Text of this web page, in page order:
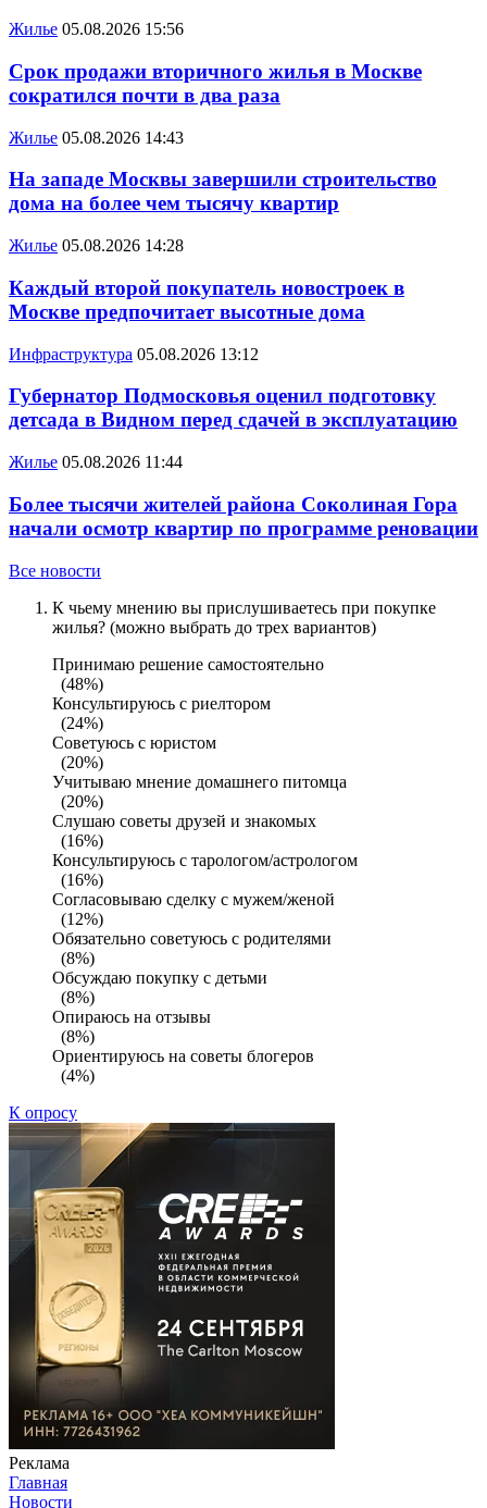
Жилье 05.08.2026 15:56
Срок продажи вторичного жилья в Москве
сократился почти в два раза
Жилье 05.08.2026 14:43
На западе Москвы завершили строительство
дома на более чем тысячу квартир
Жилье 05.08.2026 14:28
Каждый второй покупатель новостроек в
Москве предпочитает высотные дома
Инфраструктура 05.08.2026 13:12
Губернатор Подмосковья оценил подготовку
детсада в Видном перед сдачей в эксплуатацию
Жилье 05.08.2026 11:44
Более тысячи жителей района Соколиная Гора
начали осмотр квартир по программе реновации
Все новости
К чьему мнению вы прислушиваетесь при покупке
жилья? (можно выбрать до трех вариантов)
Принимаю решение самостоятельно
(48%)
Консультируюсь с риелтором
(24%)
Советуюсь с юристом
(20%)
Учитываю мнение домашнего питомца
(20%)
Слушаю советы друзей и знакомых
(16%)
Консультируюсь с тарологом/астрологом
(16%)
Согласовываю сделку с мужем/женой
(12%)
Обязательно советуюсь с родителями
(8%)
Обсуждаю покупку с детьми
(8%)
Опираюсь на отзывы
(8%)
Ориентируюсь на советы блогеров
(4%)
К опросу
Реклама
Главная
Новости